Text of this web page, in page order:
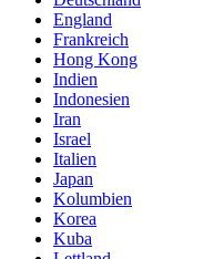
England
Frankreich
Hong Kong
Indien
Indonesien
Iran
Israel
Italien
Japan
Kolumbien
Korea
Kuba